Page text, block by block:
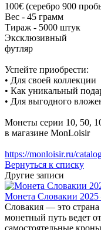
100€ (серебро 900
Вес - 45 грамм
Тираж -
Эксклюзивный
Успейте приобрести:
• Для своей коллекции
• Как уникальный
• Для выгодного
Монеты серии 10, 50,
в магазине MonLoisir
https://monloisir.ru/
Вернуться к списку
Другие записи
Монета Словакии
Словакия — это страна
монетный путь ведет
самостоятельные